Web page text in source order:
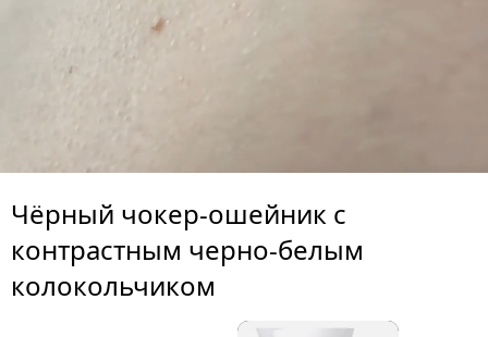
Чёрный чокер-ошейник с
контрастным черно-белым
колокольчиком